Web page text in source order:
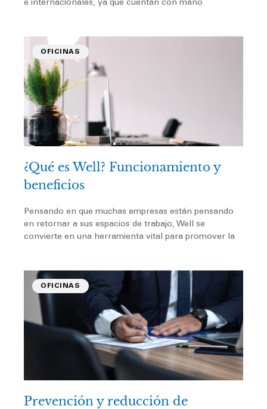
e internacionales, ya que cuentan con mano
OFICINAS
¿Qué es Well? Funcionamiento y
beneficios
Pensando en que muchas empresas están pensando
en retornar a sus espacios de trabajo, Well se
convierte en una herramienta vital para promover la
OFICINAS
Prevención y reducción de